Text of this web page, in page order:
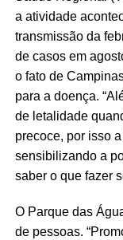
a atividade
transmissão da
de casos em
o fato de
para a doença.
de letalidade
precoce, por isso
sensibilizando a
saber o que fazer
O Parque das
de pessoas.